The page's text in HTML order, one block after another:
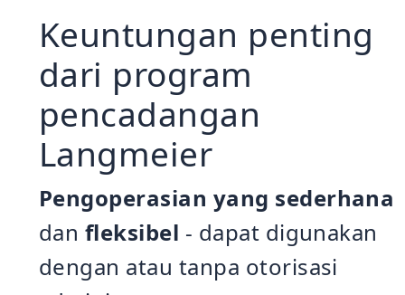
Keuntungan penting
dari program
pencadangan
Langmeier
Pengoperasian yang sederhana
dan fleksibel - dapat digunakan
dengan atau tanpa otorisasi